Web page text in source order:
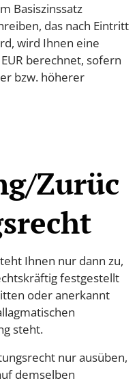
Basiszinssatz
das nach Eintritt
wird Ihnen eine
berechnet, sofern
bzw. höherer
Zurüc
Ihnen nur dann zu,
festgestellt
oder anerkannt
steht.
nur ausüben,
demselben